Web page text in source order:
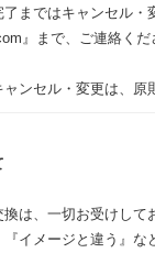
まではキャンセル・
』まで、ご連絡くだ
ンセル・変更は、原
は、一切お受けして
『イメージと違う』